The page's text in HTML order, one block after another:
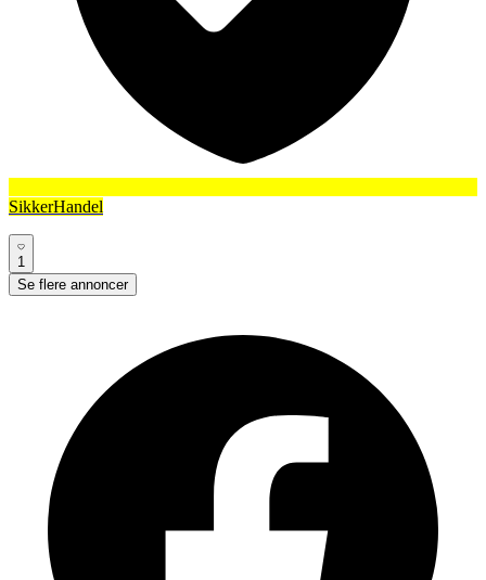
SikkerHandel
1
Se flere annoncer